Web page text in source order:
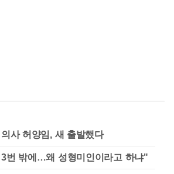
사 허양임, 새 출발했다
번 밖에…왜 성형미인이라고 하냐"